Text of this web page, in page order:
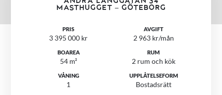
MASTHUGGET – GÖTEBORG
PRIS
3 395 000 kr
AVGIFT
2 963 kr/mån
BOAREA
54 m²
RUM
2 rum och kök
VÅNING
1
UPPLÅTELSEFORM
Bostadsrätt